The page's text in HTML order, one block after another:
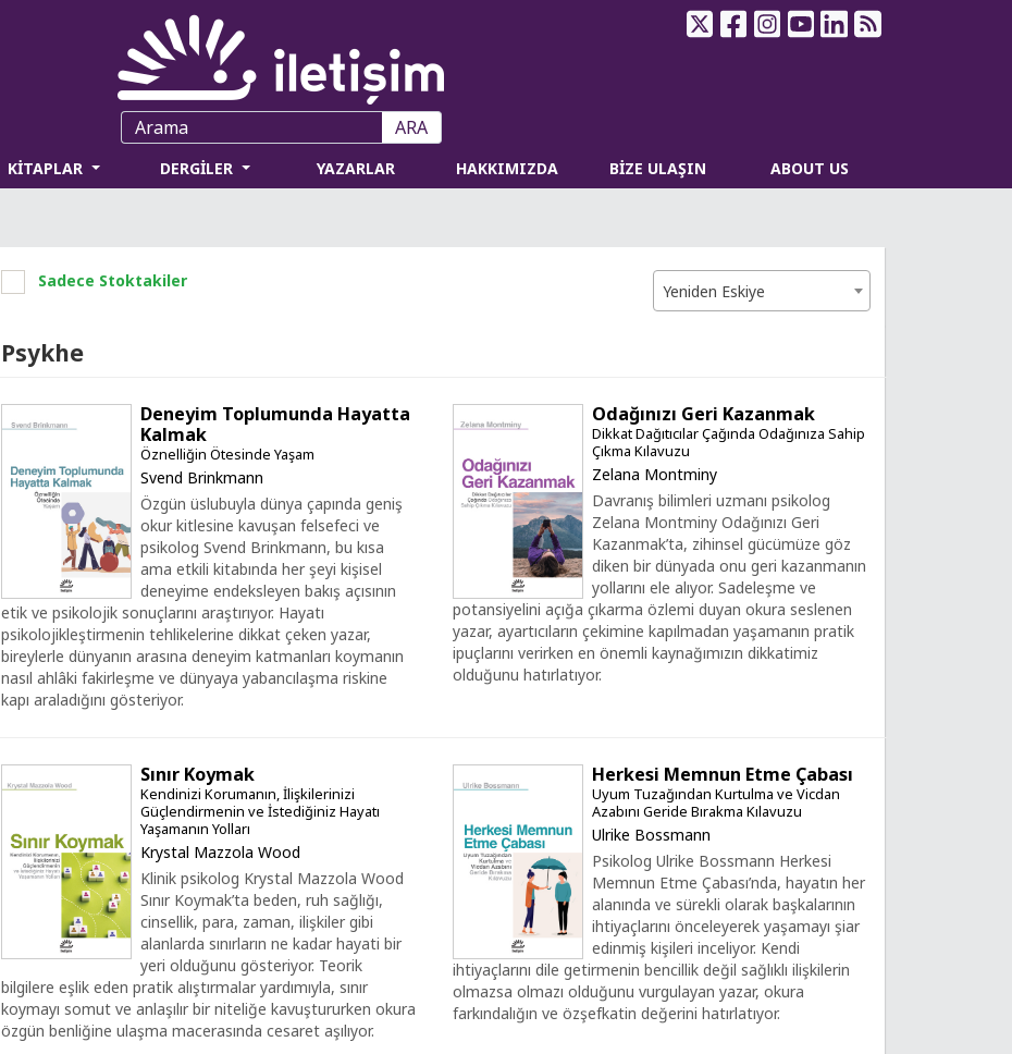
ARA
KİTAPLAR DERGİLER YAZARLAR HAKKIMIZDA BİZE ULAŞIN ABOUT US
Sadece Stoktakiler
Yeniden Eskiye
Psykhe
Deneyim Toplumunda Hayatta
Kalmak
Öznelliğin Ötesinde Yaşam
Svend Brinkmann
Özgün üslubuyla dünya çapında geniş
okur kitlesine kavuşan felsefeci ve
psikolog Svend Brinkmann, bu kısa
ama etkili kitabında her şeyi kişisel
deneyime endeksleyen bakış açısının
etik ve psikolojik sonuçlarını araştırıyor. Hayatı
psikolojikleştirmenin tehlikelerine dikkat çeken yazar,
bireylerle dünyanın arasına deneyim katmanları koymanın
nasıl ahlâki fakirleşme ve dünyaya yabancılaşma riskine
kapı araladığını gösteriyor.
Odağınızı Geri Kazanmak
Dikkat Dağıtıcılar Çağında Odağınıza Sahip
Çıkma Kılavuzu
Zelana Montminy
Davranış bilimleri uzmanı psikolog
Zelana Montminy Odağınızı Geri
Kazanmak’ta, zihinsel gücümüze göz
diken bir dünyada onu geri kazanmanın
yollarını ele alıyor. Sadeleşme ve
potansiyelini açığa çıkarma özlemi duyan okura seslenen
yazar, ayartıcıların çekimine kapılmadan yaşamanın pratik
ipuçlarını verirken en önemli kaynağımızın dikkatimiz
olduğunu hatırlatıyor.
Sınır Koymak
Kendinizi Korumanın, İlişkilerinizi
Güçlendirmenin ve İstediğiniz Hayatı
Yaşamanın Yolları
Krystal Mazzola Wood
Klinik psikolog Krystal Mazzola Wood
Sınır Koymak’ta beden, ruh sağlığı,
cinsellik, para, zaman, ilişkiler gibi
alanlarda sınırların ne kadar hayati bir
yeri olduğunu gösteriyor. Teorik
bilgilere eşlik eden pratik alıştırmalar yardımıyla, sınır
koymayı somut ve anlaşılır bir niteliğe kavuştururken okura
özgün benliğine ulaşma macerasında cesaret aşılıyor.
Herkesi Memnun Etme Çabası
Uyum Tuzağından Kurtulma ve Vicdan
Azabını Geride Bırakma Kılavuzu
Ulrike Bossmann
Psikolog Ulrike Bossmann Herkesi
Memnun Etme Çabası’nda, hayatın her
alanında ve sürekli olarak başkalarının
ihtiyaçlarını önceleyerek yaşamayı şiar
edinmiş kişileri inceliyor. Kendi
ihtiyaçlarını dile getirmenin bencillik değil sağlıklı ilişkilerin
olmazsa olmazı olduğunu vurgulayan yazar, okura
farkındalığın ve özşefkatin değerini hatırlatıyor.